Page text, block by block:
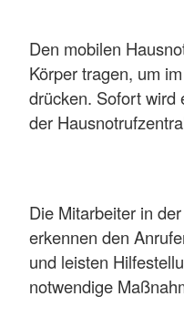
Den mobilen
Körper tragen, um
drücken. Sofort wird
der
Die Mitarbeiter in
erkennen den
und leisten
notwendige